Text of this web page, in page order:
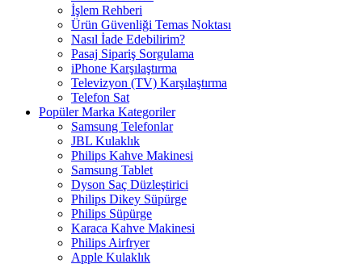
İşlem Rehberi
Ürün Güvenliği Temas Noktası
Nasıl İade Edebilirim?
Pasaj Sipariş Sorgulama
iPhone Karşılaştırma
Televizyon (TV) Karşılaştırma
Telefon Sat
Popüler Marka Kategoriler
Samsung Telefonlar
JBL Kulaklık
Philips Kahve Makinesi
Samsung Tablet
Dyson Saç Düzleştirici
Philips Dikey Süpürge
Philips Süpürge
Karaca Kahve Makinesi
Philips Airfryer
Apple Kulaklık